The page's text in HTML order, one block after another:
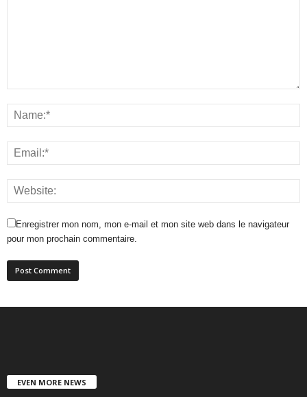
Enregistrer mon nom, mon e-mail et mon site web dans le navigateur
pour mon prochain commentaire.
EVEN MORE NEWS